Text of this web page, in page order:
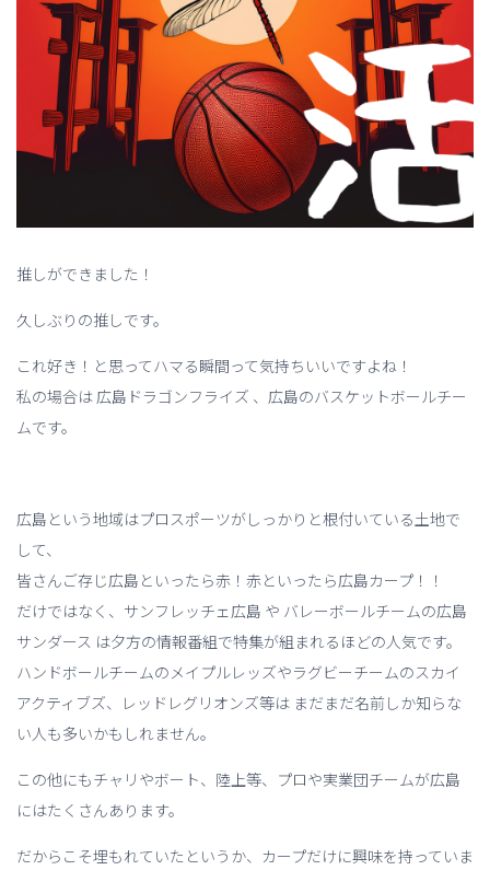
推しができました！
久しぶりの推しです。
これ好き！と思ってハマる瞬間って気持ちいいですよね！
私の場合は 広島ドラゴンフライズ 、広島のバスケットボールチー
ムです。
広島という地域はプロスポーツがしっかりと根付いている土地で
して、
皆さんご存じ広島といったら赤！赤といったら広島カープ！！
だけではなく、サンフレッチェ広島 や バレーボールチームの広島
サンダース は夕方の情報番組で特集が組まれるほどの人気です。
ハンドボールチームのメイプルレッズやラグビーチームのスカイ
アクティブズ、レッドレグリオンズ等は まだまだ名前しか知らな
い人も多いかもしれません。
この他にもチャリやボート、陸上等、プロや実業団チームが広島
にはたくさんあります。
だからこそ埋もれていたというか、カープだけに興味を持っていま